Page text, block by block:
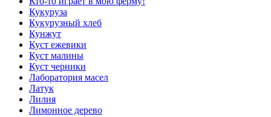
Кукуруза
Кукурузный хлеб
Кунжут
Куст ежевики
Куст малины
Куст черники
Лаборатория масел
Латук
Лилия
Лимонное дерево